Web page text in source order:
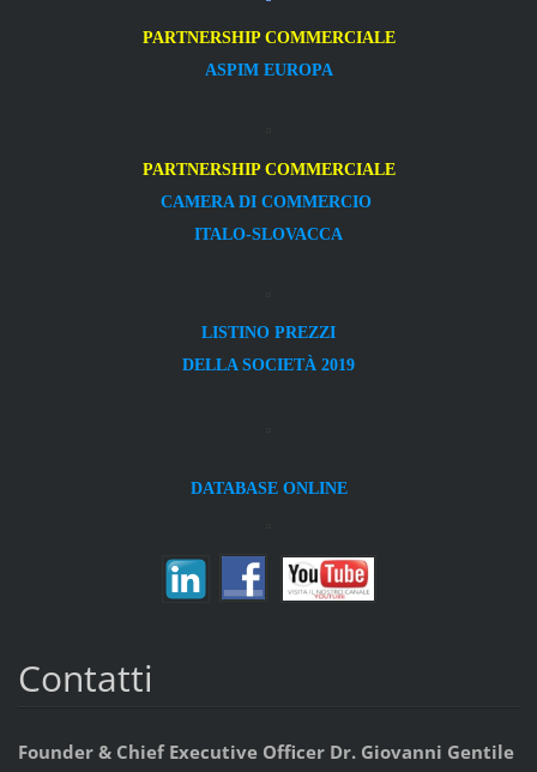
PARTNERSHIP COMMERCIALE
ASPIM EUROPA
PARTNERSHIP COMMERCIALE
CAMERA DI COMMERCIO
ITALO-SLOVACCA
LISTINO PREZZI
DELLA SOCIETÀ 2019
DATABASE ONLINE
Contatti
Founder & Chief Executive Officer Dr. Giovanni Gentile